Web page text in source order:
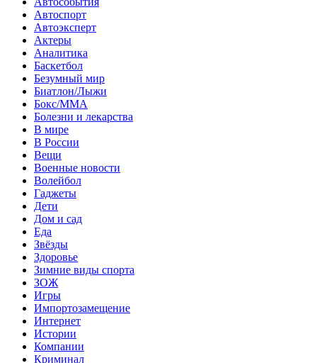
Автоспорт
Автоэксперт
Актеры
Аналитика
Баскетбол
Безумный мир
Биатлон/Лыжи
Бокс/MMA
Болезни и лекарства
В мире
В России
Вещи
Военные новости
Волейбол
Гаджеты
Дети
Дом и сад
Еда
Звёзды
Здоровье
Зимние виды спорта
ЗОЖ
Игры
Импортозамещение
Интернет
Истории
Компании
Криминал